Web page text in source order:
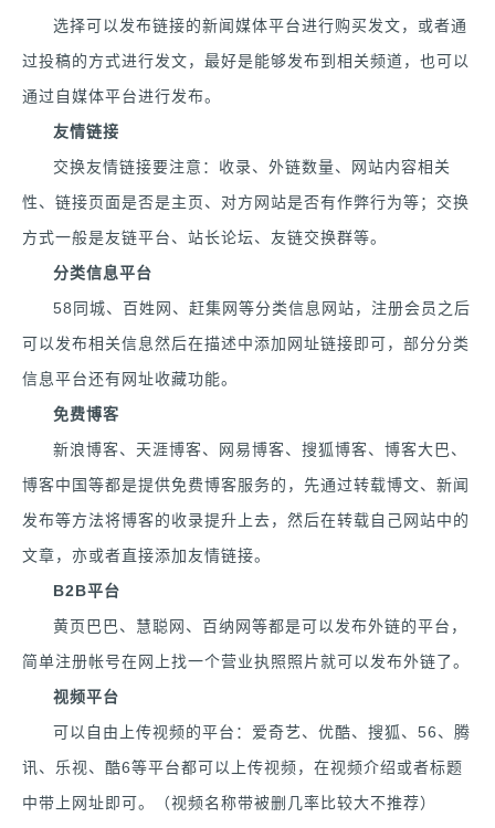
选择可以发布链接的新闻媒体平台进行购买发文，或者通
过投稿的方式进行发文，最好是能够发布到相关频道，也可以
通过自媒体平台进行发布。
友情链接
交换友情链接要注意：收录、外链数量、网站内容相关
性、链接页面是否是主页、对方网站是否有作弊行为等；交换
方式一般是友链平台、站长论坛、友链交换群等。
分类信息平台
58同城、百姓网、赶集网等分类信息网站，注册会员之后
可以发布相关信息然后在描述中添加网址链接即可，部分分类
信息平台还有网址收藏功能。
免费博客
新浪博客、天涯博客、网易博客、搜狐博客、博客大巴、
博客中国等都是提供免费博客服务的，先通过转载博文、新闻
发布等方法将博客的收录提升上去，然后在转载自己网站中的
文章，亦或者直接添加友情链接。
B2B平台
黄页巴巴、慧聪网、百纳网等都是可以发布外链的平台，
简单注册帐号在网上找一个营业执照照片就可以发布外链了。
视频平台
可以自由上传视频的平台：爱奇艺、优酷、搜狐、56、腾
讯、乐视、酷6等平台都可以上传视频，在视频介绍或者标题
中带上网址即可。（视频名称带被删几率比较大不推荐）